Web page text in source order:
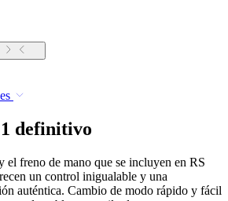
definitivo
el freno de mano que se incluyen en RS
un control inigualable y una
auténtica. Cambio de modo rápido y fácil